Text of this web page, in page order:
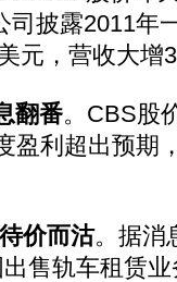
司披露2011年
元，营收大增
翻番。CBS股
盈利超出预期
价而沽。据消
售轨车租赁